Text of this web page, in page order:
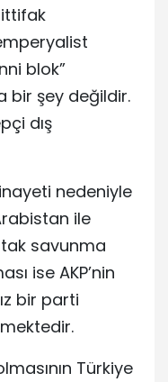
ittifak
blok”
bir şey değildir.
dış
nedeniyle
ile
savunma
ise AKP’nin
bir parti
Türkiye